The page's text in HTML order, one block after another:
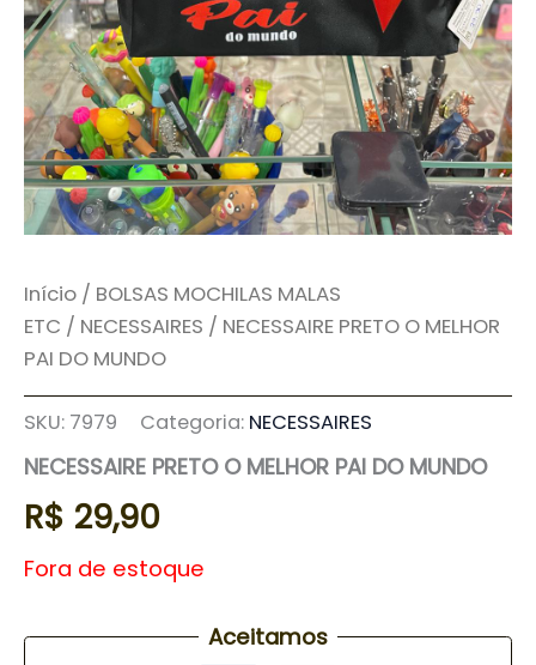
Início / BOLSAS MOCHILAS MALAS
ETC / NECESSAIRES / NECESSAIRE PRETO O MELHOR
PAI DO MUNDO
SKU: 7979 Categoria: NECESSAIRES
NECESSAIRE PRETO O MELHOR PAI DO MUNDO
R$ 29,90
Fora de estoque
Aceitamos